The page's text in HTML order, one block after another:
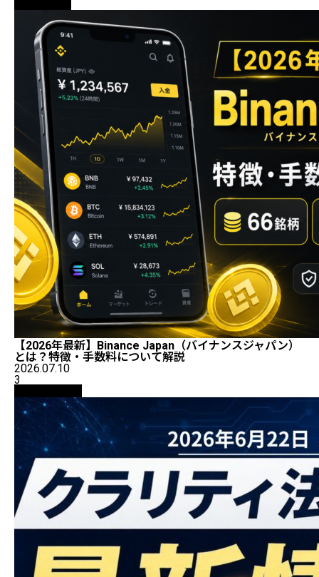
【2026年最新】Binance Japan（バイナンスジャパン）
とは？特徴・手数料について解説
2026.07.10
3